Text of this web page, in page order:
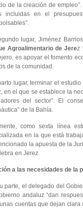
de la creación de
incluidas en el
lugar, Jiménez
Agroalimentario de Jerez
es apoyar el fomento
de la comunidad.
lugar, terminar el
en el que se establece la
del sector”. El
de la Bahía.
como sexta línea
en la que está
la apuesta de la
en Jerez.
a las necesidades de la
parte, el delegado del
andaluz “dan
cuentas que dejan